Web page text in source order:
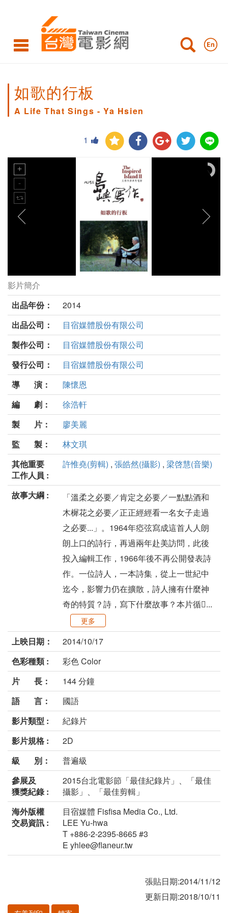
如歌的行板
A Life That Sings - Ya Hsien
1
如歌的行板劇照
影片簡介
出品年份：
2014
出品公司：
目宿媒體股份有限公司
製作公司：
目宿媒體股份有限公司
發行公司：
目宿媒體股份有限公司
導 演：
陳懷恩
編 劇：
徐浩軒
製 片：
廖美麗
監 製：
林文琪
其他重要
工作人員 :
許惟堯(剪輯) , 張皓然(攝影) , 梁啓慧(音樂)
故事大綱 :
「溫柔之必要／肯定之必要／一點點酒和
木樨花之必要／正正經經看一名女子走過
之必要...」。1964年瘂弦寫成這首人人朗
朗上口的詩行，再過兩年赴美訪問，此後
投入編輯工作，1966年後不再公開發表詩
作。一位詩人，一本詩集，從上一世紀中
迄今，影響力仍在擴散，詩人擁有什麼神
奇的特質？詩，寫下什麼故事？本片循...
更多
上映日期：
2014/10/17
色彩種類 :
彩色 Color
片 長：
144 分鐘
語 言：
國語
影片類型 :
紀錄片
影片規格 :
2D
級 別：
普遍級
參展及
獲獎紀錄 :
2015台北電影節「最佳紀錄片」、「最佳
攝影」、「最佳剪輯」
海外版權
交易資訊 :
目宿媒體 Fisfisa Media Co., Ltd.
LEE Yu-hwa
T +886-2-2395-8665 #3
E yhlee@flaneur.tw
張貼日期:2014/11/12
更新日期:2018/10/11